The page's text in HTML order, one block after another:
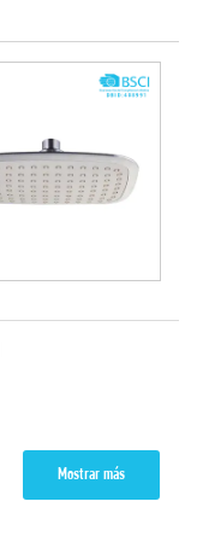
Mostrar más